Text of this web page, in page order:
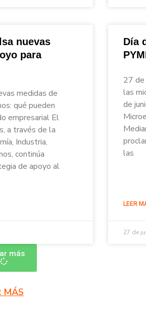
nuevas
para
medidas de
qué pueden
empresarial El
a través de la
Industria,
continúa
de apoyo al
Día
27 de
las
de
las
LEER
27 de
más
MÁS